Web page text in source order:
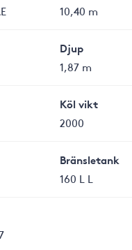
10,40 m
Djup
1,87 m
Köl vikt
2000
Bränsletank
160 L L